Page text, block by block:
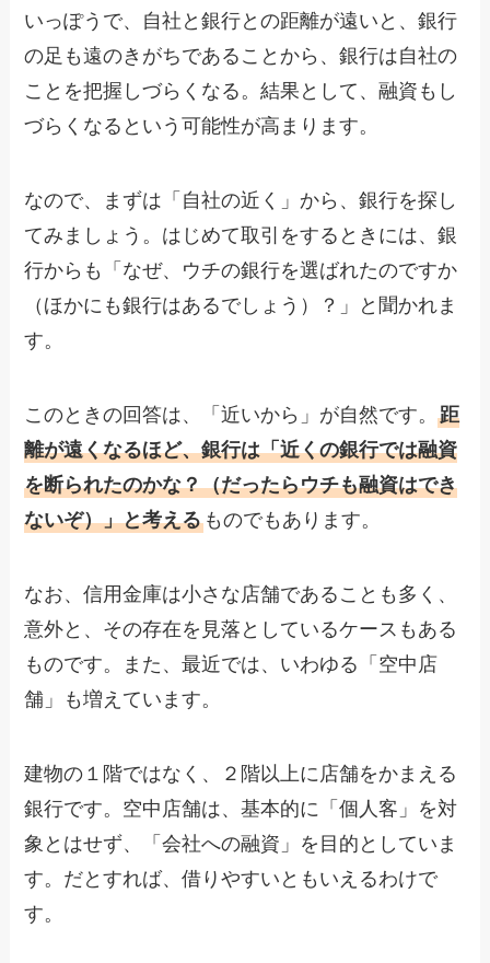
いっぽうで、自社と銀行との距離が遠いと、銀行
の足も遠のきがちであることから、銀行は自社の
ことを把握しづらくなる。結果として、融資もし
づらくなるという可能性が高まります。
なので、まずは「自社の近く」から、銀行を探し
てみましょう。はじめて取引をするときには、銀
行からも「なぜ、ウチの銀行を選ばれたのですか
（ほかにも銀行はあるでしょう）？」と聞かれま
す。
このときの回答は、「近いから」が自然です。距
離が遠くなるほど、銀行は「近くの銀行では融資
を断られたのかな？（だったらウチも融資はでき
ないぞ）」と考える ものでもあります。
なお、信用金庫は小さな店舗であることも多く、
意外と、その存在を見落としているケースもある
ものです。また、最近では、いわゆる「空中店
舗」も増えています。
建物の１階ではなく、２階以上に店舗をかまえる
銀行です。空中店舗は、基本的に「個人客」を対
象とはせず、「会社への融資」を目的としていま
す。だとすれば、借りやすいともいえるわけで
す。